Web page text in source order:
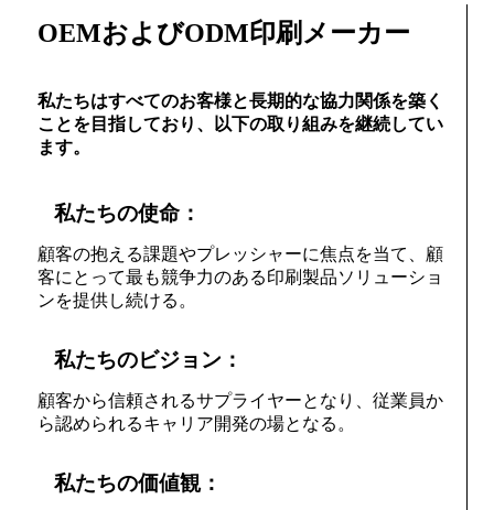
OEMおよびODM印刷メーカー
私たちはすべてのお客様と長期的な協力関係を築く
ことを目指しており、以下の取り組みを継続してい
ます。
私たちの使命：
顧客の抱える課題やプレッシャーに焦点を当て、顧
客にとって最も競争力のある印刷製品ソリューショ
ンを提供し続ける。
私たちのビジョン：
顧客から信頼されるサプライヤーとなり、従業員か
ら認められるキャリア開発の場となる。
私たちの価値観：